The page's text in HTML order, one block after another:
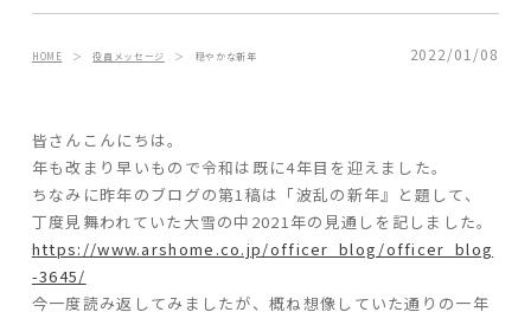
ARS HOMEとは
- ARS WAY
- 設計コンセプト
- 商品コンセプト
お知らせ
HOME ＞役員メッセージ ＞ 穏やかな新年 2022/01/08
皆さんこんにちは。
年も改まり早いもので令和は既に4年目を迎えました。
ちなみに昨年のブログの第1稿は「波乱の新年』と題して、
丁度見舞われていた大雪の中2021年の見通しを記しました。
https://www.arshome.co.jp/officer_blog/officer_blog
-3645/
今一度読み返してみましたが、概ね想像していた通りの一年